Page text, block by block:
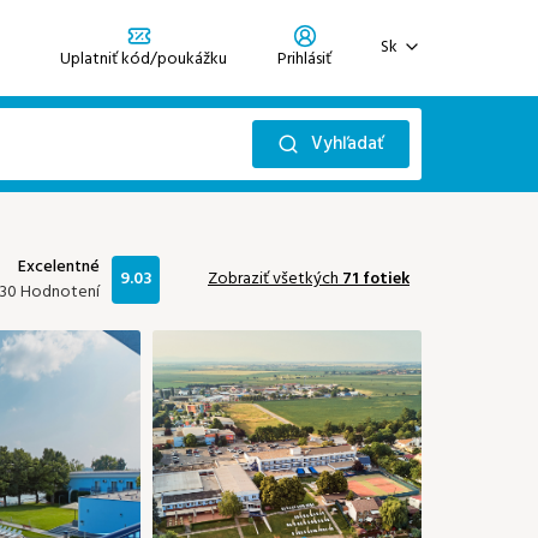
Uplatniť kód/poukážku
Prihlásiť
Zaregistrujte sa
Zabudli ste heslo?
Prihlásiť sa
Sk
Ne
06
116 €
20
93 €
Po Ut St Št
01
127 € 133 €
05
159 €
06
159 €
07
113 €
08
201 € 133 €
12
113 €
13
113 €
14
113 €
15
127 € 150 €
19 20 21 22
2
Vyhľadať
Excelentné
Hodnotení
9.03 Zobraziť všetkých71 fotiek